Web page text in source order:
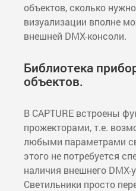
объектов, сколько
визуализации вполне
внешней DMX-консоли.
Библиотека
объектов.
В CAPTURE встроены
прожекторами, т.е.
любыми параметрами
этого не потребуется
наличия внешнего DMX-
Светильники просто